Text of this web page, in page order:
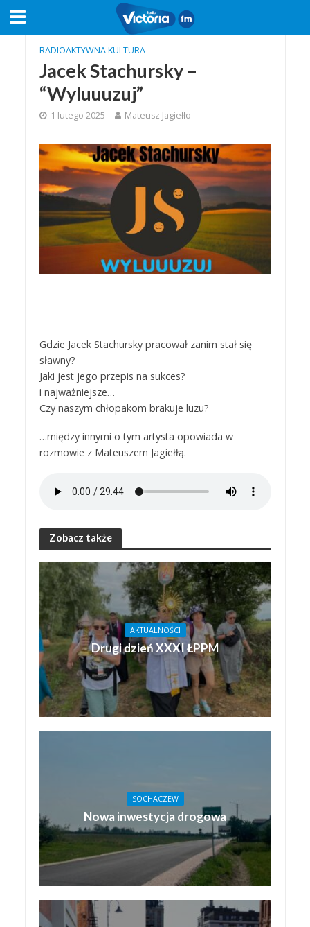
RADIOAKTYWNA KULTURA
Jacek Stachursky –
“Wyluuuzuj”
1 lutego 2025 Mateusz Jagiełło
Gdzie Jacek Stachursky pracował zanim stał się
sławny?
Jaki jest jego przepis na sukces?
i najważniejsze…
Czy naszym chłopakom brakuje luzu?
…między innymi o tym artysta opowiada w
rozmowie z Mateuszem Jagiełłą.
Zobacz także
AKTUALNOŚCI
Drugi dzień XXXI ŁPPM
SOCHACZEW
Nowa inwestycja drogowa